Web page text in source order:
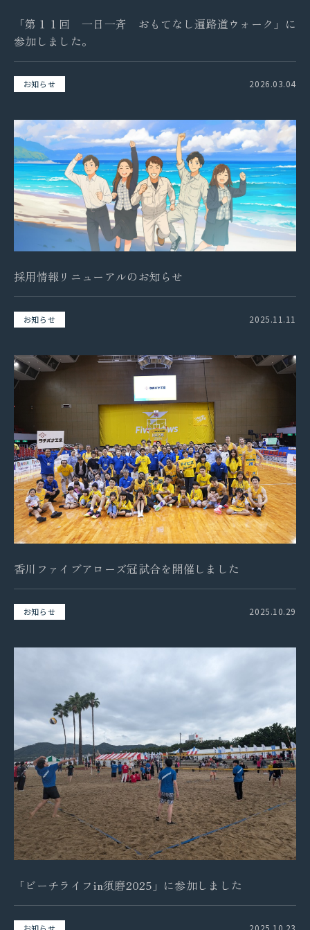
「第１１回 一日一斉 おもてなし遍路道ウォーク」に
参加しました。
お知らせ 2026.03.04
採用情報リニューアルのお知らせ
お知らせ 2025.11.11
香川ファイブアローズ冠試合を開催しました
お知らせ 2025.10.29
「ビーチライフin須磨2025」に参加しました
お知らせ 2025.10.23